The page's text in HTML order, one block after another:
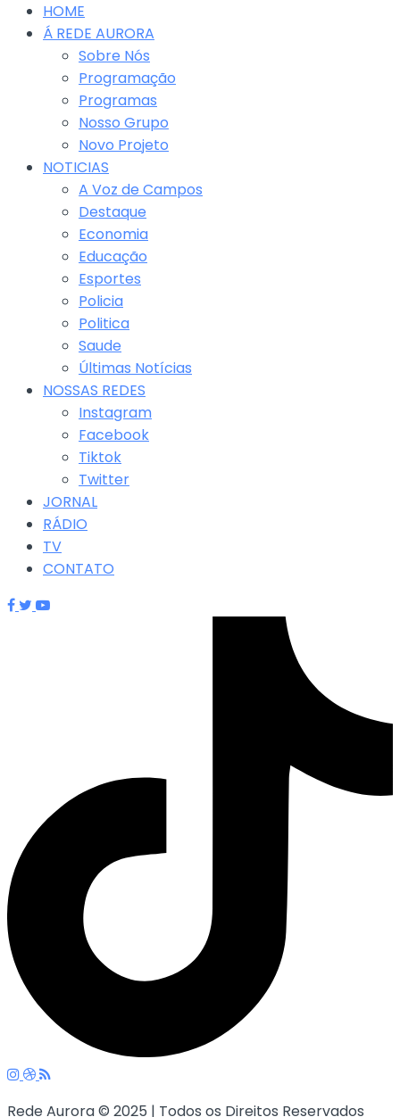
HOME
Á REDE AURORA
Sobre Nós
Programação
Programas
Nosso Grupo
Novo Projeto
NOTICIAS
A Voz de Campos
Destaque
Economia
Educação
Esportes
Policia
Politica
Saude
Últimas Notícias
NOSSAS REDES
Instagram
Facebook
Tiktok
Twitter
JORNAL
RÁDIO
TV
CONTATO
Rede Aurora © 2025 | Todos os Direitos Reservados